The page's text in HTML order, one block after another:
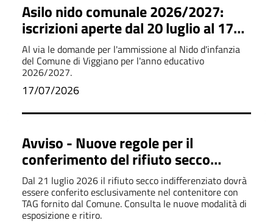
Asilo nido comunale 2026/2027:
iscrizioni aperte dal 20 luglio al 17
agosto
Al via le domande per l'ammissione al Nido d'infanzia
del Comune di Viggiano per l'anno educativo
2026/2027.
17/07/2026
Avviso - Nuove regole per il
conferimento del rifiuto secco
indifferenziato
Dal 21 luglio 2026 il rifiuto secco indifferenziato dovrà
essere conferito esclusivamente nel contenitore con
TAG fornito dal Comune. Consulta le nuove modalità di
esposizione e ritiro.